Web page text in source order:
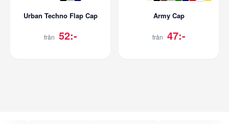
Urban Techno Flap Cap
från 52:-
Army Cap
från 47:-